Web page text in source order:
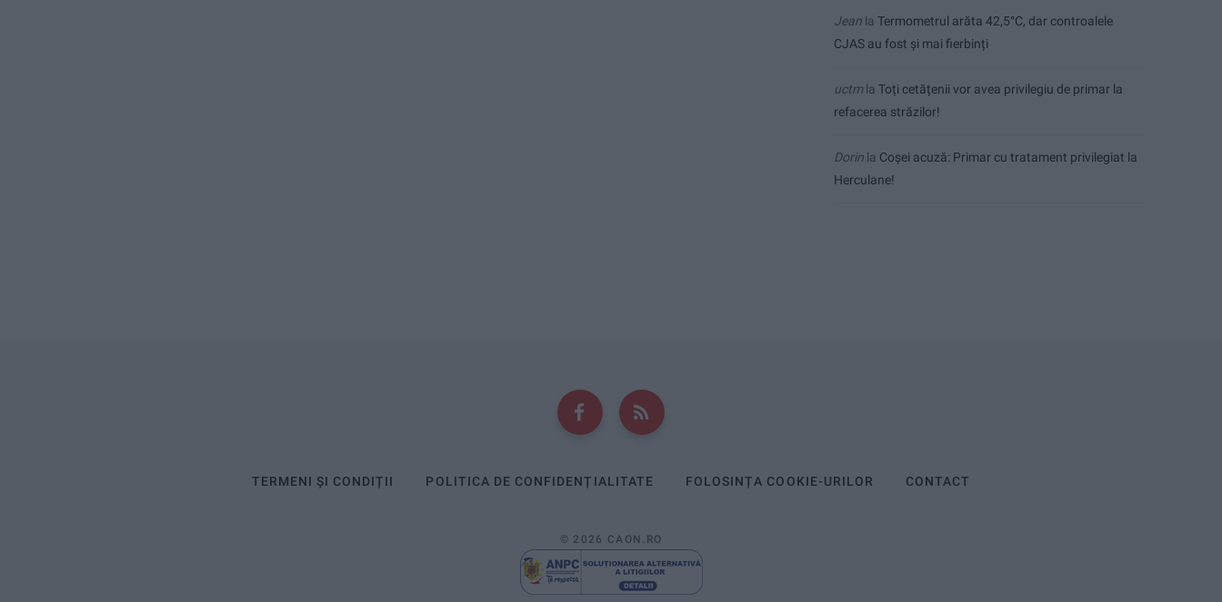
Jean la Termometrul arăta 42,5°C, dar controalele
CJAS au fost și mai fierbinți
uctmla Toți cetățenii vor avea privilegiu de primar la
refacerea străzilor!
Dorin la Coșei acuză: Primar cu tratament privilegiat la
Herculane!
TERMENI ȘI CONDIȚII POLITICA DE CONFIDENȚIALITATE FOLOSINȚA COOKIE-URILOR CONTACT
© 2026 CAON.RO